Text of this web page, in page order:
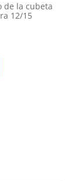
de la cubeta
12/15